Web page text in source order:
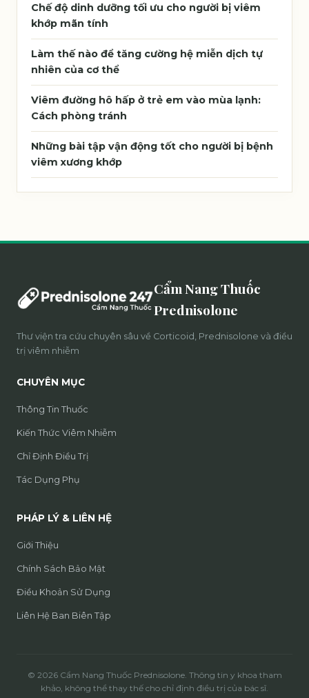
Chế độ dinh dưỡng tối ưu cho người bị viêm
khớp mãn tính
Làm thế nào để tăng cường hệ miễn dịch tự
nhiên của cơ thể
Viêm đường hô hấp ở trẻ em vào mùa lạnh:
Cách phòng tránh
Những bài tập vận động tốt cho người bị bệnh
viêm xương khớp
Cẩm Nang Thuốc
Prednisolone
Thư viện tra cứu chuyên sâu về Corticoid, Prednisolone và điều
trị viêm nhiễm
CHUYÊN MỤC
Thông Tin Thuốc
Kiến Thức Viêm Nhiễm
Chỉ Định Điều Trị
Tác Dụng Phụ
PHÁP LÝ & LIÊN HỆ
Giới Thiệu
Chính Sách Bảo Mật
Điều Khoản Sử Dụng
Liên Hệ Ban Biên Tập
© 2026 Cẩm Nang Thuốc Prednisolone. Thông tin y khoa tham
khảo, không thể thay thế cho chỉ định điều trị của bác sĩ.